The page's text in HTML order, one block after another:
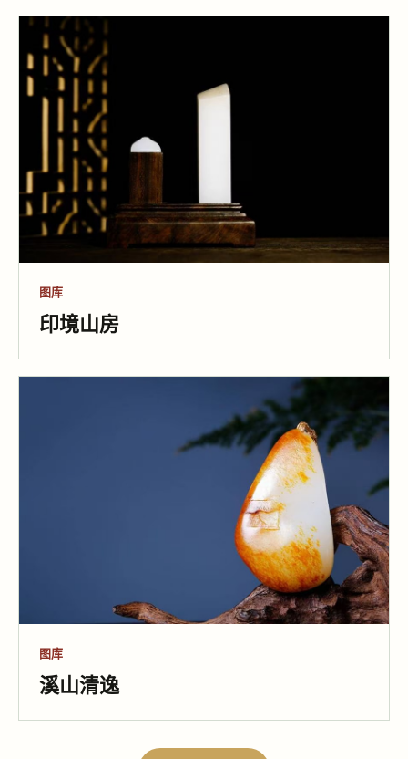
图库
印境山房
图库
溪山清逸